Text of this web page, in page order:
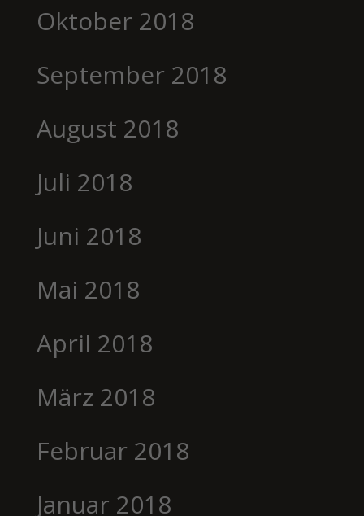
Oktober 2018
September 2018
August 2018
Juli 2018
Juni 2018
Mai 2018
April 2018
März 2018
Februar 2018
Januar 2018